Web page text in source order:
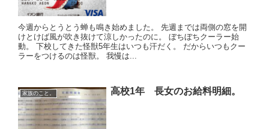
今週からとうとう蝉も鳴き始めました。 先週までは両側の窓を開
けとけば風が吹き抜けて涼しかったのに。 ぼちぼちクーラー始
動。 下校してきた怪獣5年生はいつも汗だく。 だからいつもクー
ラーをつけるのは怪獣。 我慢は...
家族のこと。 高校1年 長女のお給料明細。